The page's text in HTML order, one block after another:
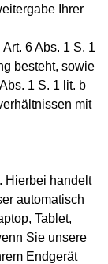
Ihrer
6 Abs. 1 S. 1
besteht, sowie
1 S. 1 lit. b
mit
Hierbei handelt
automatisch
Tablet,
Sie unsere
Endgerät